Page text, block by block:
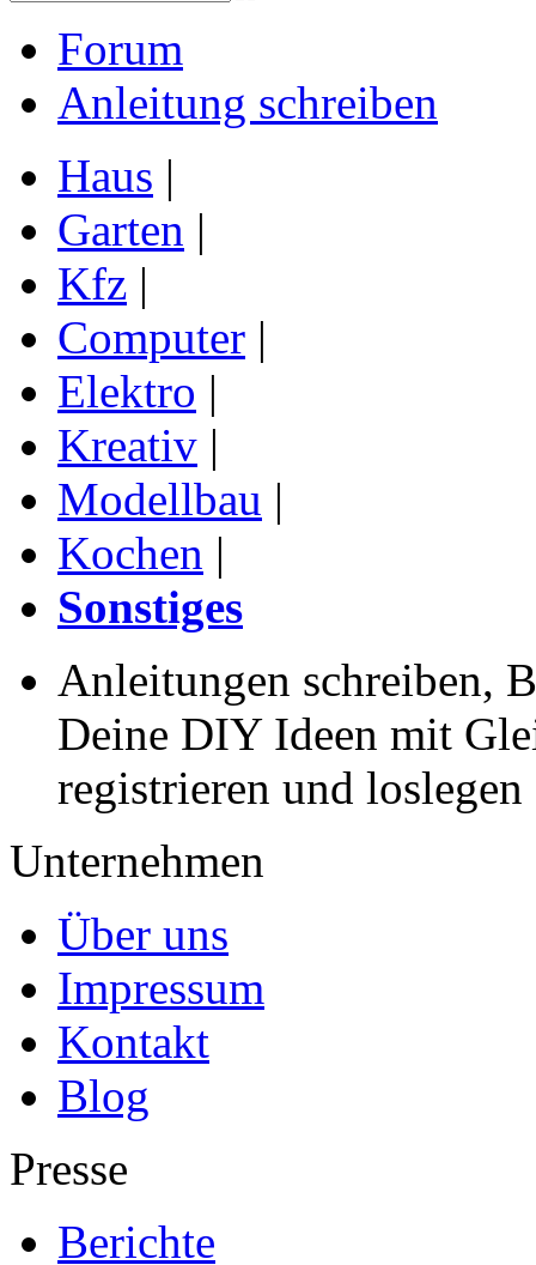
Forum
Anleitung schreiben
Haus |
Garten |
Kfz |
Computer |
Elektro |
Kreativ |
Modellbau |
Kochen |
Sonstiges
Anleitungen schreiben,
Deine DIY Ideen mit
registrieren und loslegen
Unternehmen
Über uns
Impressum
Kontakt
Blog
Presse
Berichte